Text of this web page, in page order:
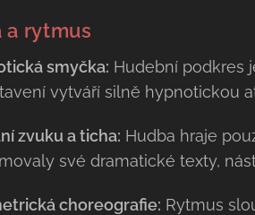
a rytmus
smyčka: Hudební podkres
vytváří silně hypnotickou
zvuku a ticha: Hudba hraje
své dramatické texty,
choreografie: Rytmus